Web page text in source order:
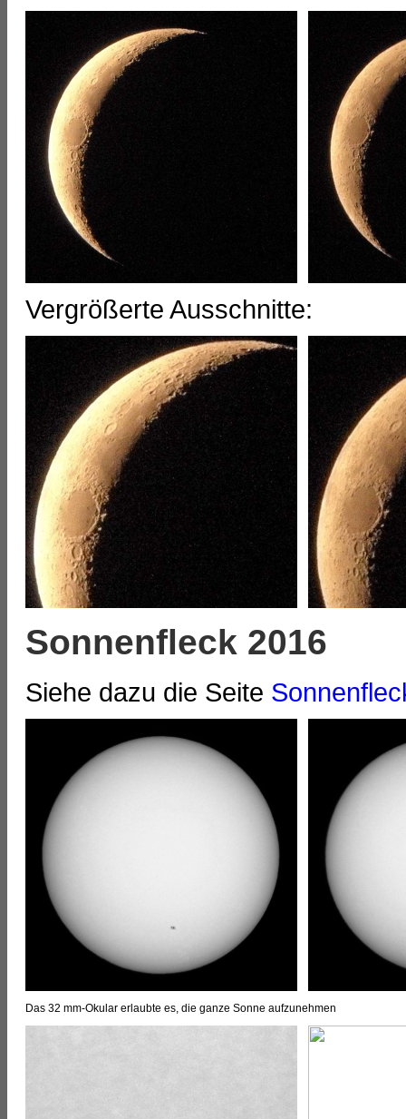
Vergrößerte Ausschnitte:
Sonnenfleck 2016
Siehe dazu die Seite
Das 32 mm-Okular erlaubte es, die ganze Sonne aufzunehmen